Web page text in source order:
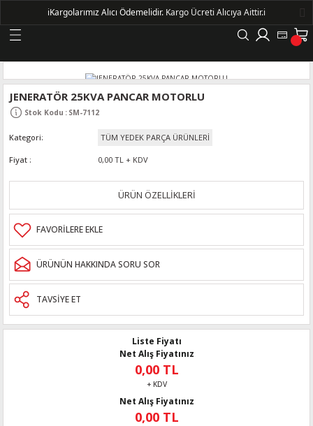
Geri Dön
KASNAKLI ALTERNATÖRLER - 1500
JENERATÖR 25KVA PANCAR MOTORLU
Stok Kodu : SM-7112
Kategori TÜM YEDEK PARÇA ÜRÜNLERİ
Fiyat 0,00 TL + KDV
ÜRÜN ÖZELLİKLERİ
ÜRÜNÜN HAKKINDA SORU SOR
TAVSİYE ET
Liste Fiyatı
Net Alış Fiyatınız
0,00 TL
+ KDV
Net Alış Fiyatınız
0,00 TL
ℹ️Kargolarımız Alıcı Ödemelidir. Kargo Ücreti Alıcıya Aittir.ℹ️